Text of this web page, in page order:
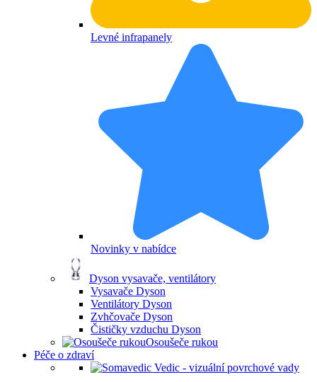
Levné infrapanely
Novinky v nabídce
Dyson vysavače, ventilátory
Vysavače Dyson
Ventilátory Dyson
Zvhčovače Dyson
Čističky vzduchu Dyson
Osoušeče rukou
Péče o zdraví